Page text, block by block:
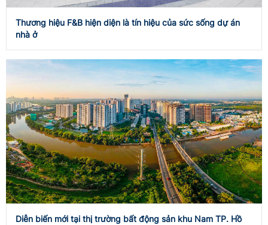
Thương hiệu F&B hiện diện là tín hiệu của sức sống dự án
nhà ở
Diễn biến mới tại thị trường bất động sản khu Nam TP. Hồ